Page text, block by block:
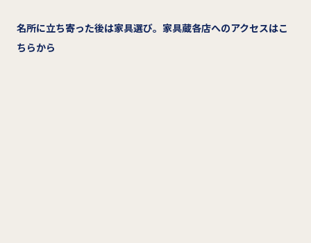
名所に立ち寄った後は家具選び。家具蔵各店へのアクセスはこ
ちらから